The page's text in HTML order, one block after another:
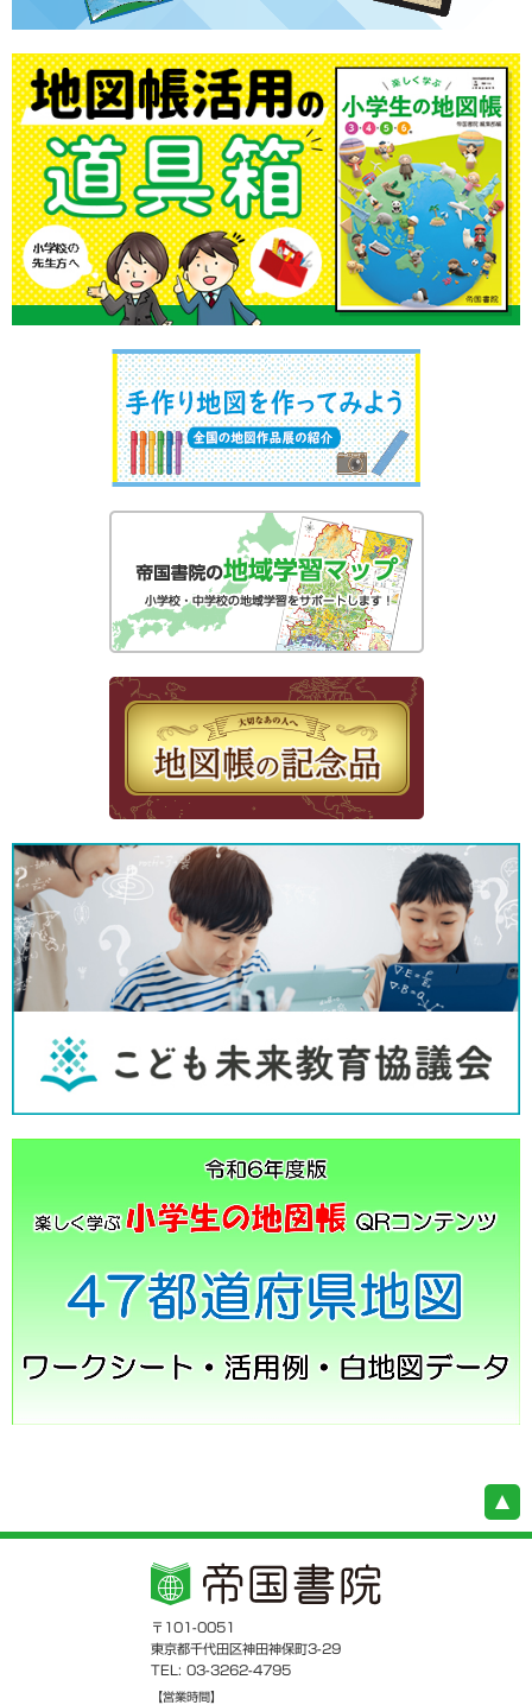
〒101-0051
東京都千代田区神田神保町3-29
TEL: 03-3262-4795
【営業時間】